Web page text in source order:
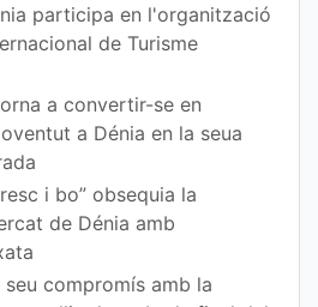
participa en l'organització
de Turisme
a convertir-se en
a Dénia en la seua
i bo” obsequia la
de Dénia amb
compromís amb la